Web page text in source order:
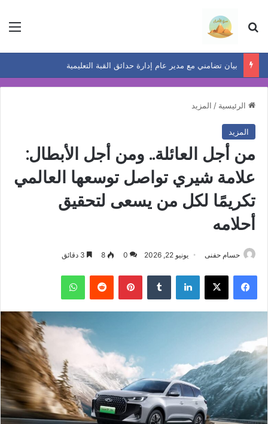
بحث عن
بيان تضامني مع مدير عام إدارة حدائق القبة التعليمية
الرئيسية / المزيد
المزيد
من أجل العائلة.. ومن أجل الأبطال:
علامة شيري تواصل توسعها العالمي
تكريمًا لكل من يسعى لتحقيق
أحلامه
حسام حفنى يونيو 22, 2026 0
8
فيسبوك ‫X لينكدإن بينتيريست واتساب